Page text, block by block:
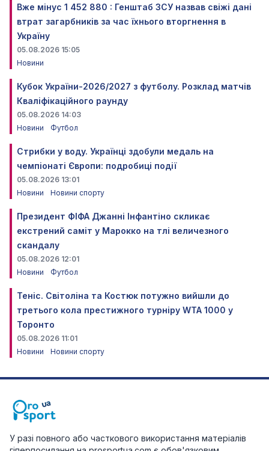
Вже мінус 1 452 880 : Генштаб ЗСУ назвав свіжі дані
втрат загарбників за час їхнього вторгнення в
Україну
05.08.2026 15:05
Новини
Кубок України-2026/2027 з футболу. Розклад матчів
Кваліфікаційного раунду
05.08.2026 14:03
Новини
Футбол
Стрибки у воду. Українці здобули медаль на
чемпіонаті Європи: подробиці події
05.08.2026 13:01
Новини
Новини спорту
Президент ФІФА Джанні Інфантіно скликає
екстрений саміт у Марокко на тлі величезного
скандалу
05.08.2026 12:01
Новини
Футбол
Теніс. Світоліна та Костюк потужно вийшли до
третього кола престижного турніру WTA 1000 у
Торонто
05.08.2026 11:01
Новини
Новини спорту
У разі повного або часткового використання матеріалів